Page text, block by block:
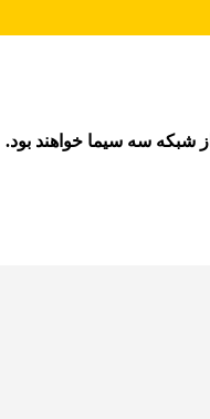
از شبکه سه سیما خواهند بود.